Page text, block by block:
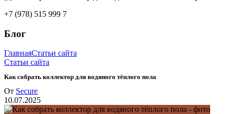
+7 (978) 515 999 7
Блог
ГлавнаяСтатьи сайта
Статьи сайта
Как собрать коллектор для водяного тёплого пола
От Secure
10.07.2025